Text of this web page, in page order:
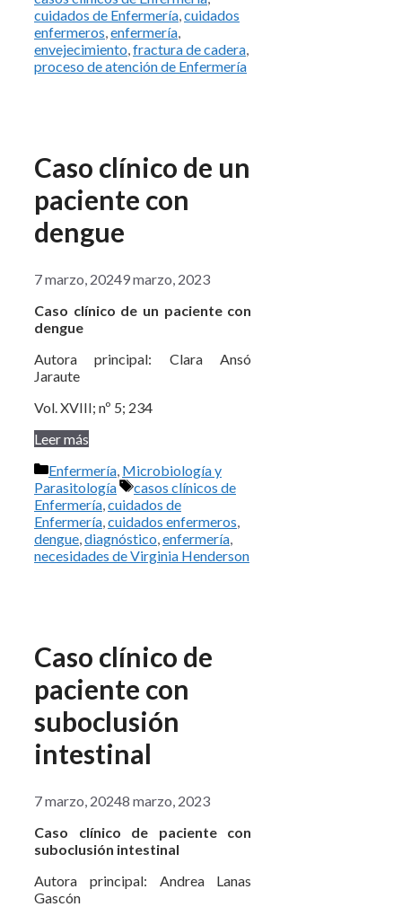
cuidados de Enfermería,cuidados
enfermeros,enfermería,
envejecimiento,fractura de cadera,
proceso de atención de Enfermería
Caso clínico de un
paciente con
dengue
7 marzo, 20249 marzo, 2023
Caso clínico de un paciente con
dengue
Autora principal: Clara Ansó
Jaraute
Vol. XVIII; nº 5; 234
Leer más
Categorías
Enfermería, Microbiología y
Parasitología
Etiquetas
casos clínicos de
Enfermería,cuidados de
Enfermería,cuidados enfermeros,
dengue,diagnóstico,enfermería,
necesidades de Virginia Henderson
Caso clínico de
paciente con
suboclusión
intestinal
7 marzo, 20248 marzo, 2023
Caso clínico de paciente con
suboclusión intestinal
Autora principal: Andrea Lanas
Gascón